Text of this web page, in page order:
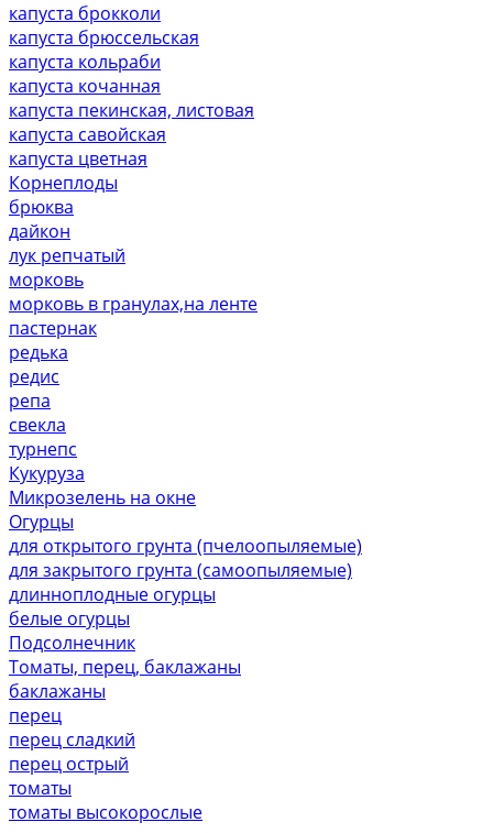
капуста брокколи
капуста брюссельская
капуста кольраби
капуста кочанная
капуста пекинская, листовая
капуста савойская
капуста цветная
Корнеплоды
брюква
дайкон
лук репчатый
морковь
морковь в гранулах,на ленте
пастернак
редька
редис
репа
свекла
турнепс
Кукуруза
Микрозелень на окне
Огурцы
для открытого грунта (пчелоопыляемые)
для закрытого грунта (самоопыляемые)
длинноплодные огурцы
белые огурцы
Подсолнечник
Томаты, перец, баклажаны
баклажаны
перец
перец сладкий
перец острый
томаты
томаты высокорослые